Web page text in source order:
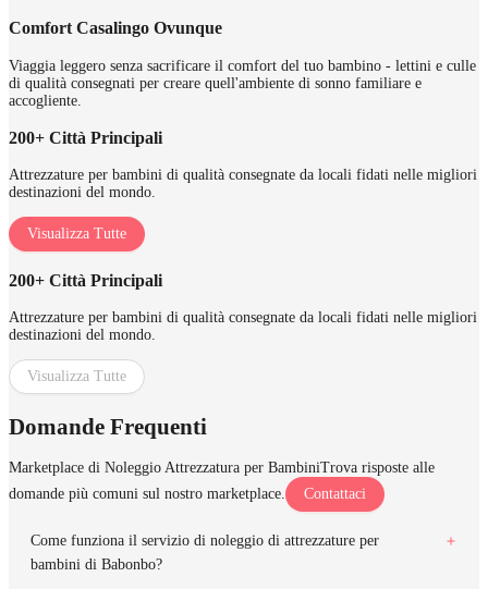
Comfort Casalingo Ovunque
Viaggia leggero senza sacrificare il comfort del tuo bambino - lettini e culle
di qualità consegnati per creare quell'ambiente di sonno familiare e
accogliente.
200+ Città Principali
Attrezzature per bambini di qualità consegnate da locali fidati nelle migliori
destinazioni del mondo.
Visualizza Tutte
200+ Città Principali
Attrezzature per bambini di qualità consegnate da locali fidati nelle migliori
destinazioni del mondo.
Visualizza Tutte
Domande Frequenti
Marketplace di Noleggio Attrezzatura per BambiniTrova risposte alle
domande più comuni sul nostro marketplace.
Contattaci
Come funziona il servizio di noleggio di attrezzature per
bambini di Babonbo?